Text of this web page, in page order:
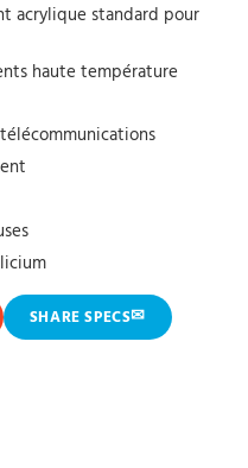
acrylique standard pour
haute température
SHARE SPECS✉